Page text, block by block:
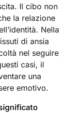
Il cibo non
la relazione
Nella
di ansia
nel seguire
casi, il
una
emotivo.